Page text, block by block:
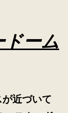
ーム
近づいて